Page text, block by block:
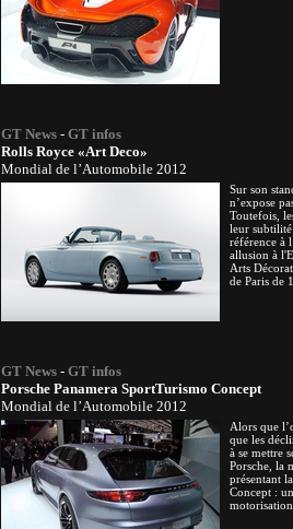
GT News - GT infos
Rolls Royce «Art Deco»
Mondial de l’Automobile 2012
Sur son
n’expose
Toutefois,
leur subtilité
référence à
allusion à
Arts
de Paris de
GT News - GT infos
Porsche Panamera SportTurismo Concept
Mondial de l’Automobile 2012
Alors que
que les
à se mettre
Porsche, la
présentant
Concept :